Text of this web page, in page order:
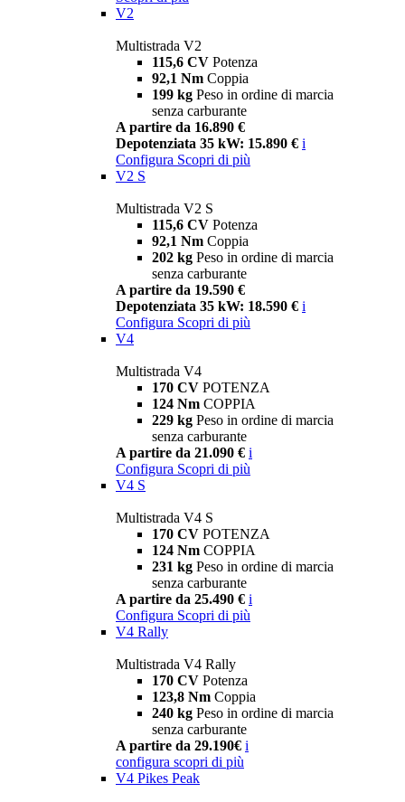
V2
Multistrada V2
115,6 CV Potenza
92,1 Nm Coppia
199 kg Peso in ordine di marcia
senza carburante
A partire da 16.890 €
Depotenziata 35 kW: 15.890 € i
Configura Scopri di più
V2 S
Multistrada V2 S
115,6 CV Potenza
92,1 Nm Coppia
202 kg Peso in ordine di marcia
senza carburante
A partire da 19.590 €
Depotenziata 35 kW: 18.590 € i
Configura Scopri di più
V4
Multistrada V4
170 CV POTENZA
124 Nm COPPIA
229 kg Peso in ordine di marcia
senza carburante
A partire da 21.090 € i
Configura Scopri di più
V4 S
Multistrada V4 S
170 CV POTENZA
124 Nm COPPIA
231 kg Peso in ordine di marcia
senza carburante
A partire da 25.490 € i
Configura Scopri di più
V4 Rally
Multistrada V4 Rally
170 CV Potenza
123,8 Nm Coppia
240 kg Peso in ordine di marcia
senza carburante
A partire da 29.190€ i
configura scopri di più
V4 Pikes Peak